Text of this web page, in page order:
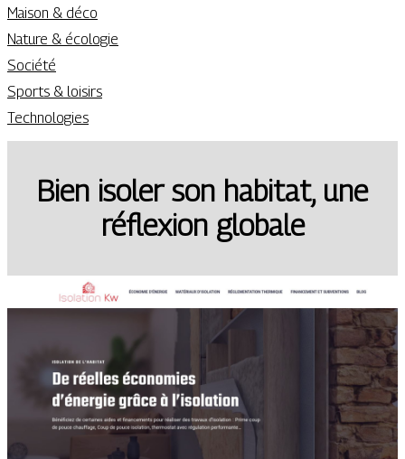
Maison & déco
Nature & écologie
Société
Sports & loisirs
Technologies
Bien isoler son habitat, une
réflexion globale